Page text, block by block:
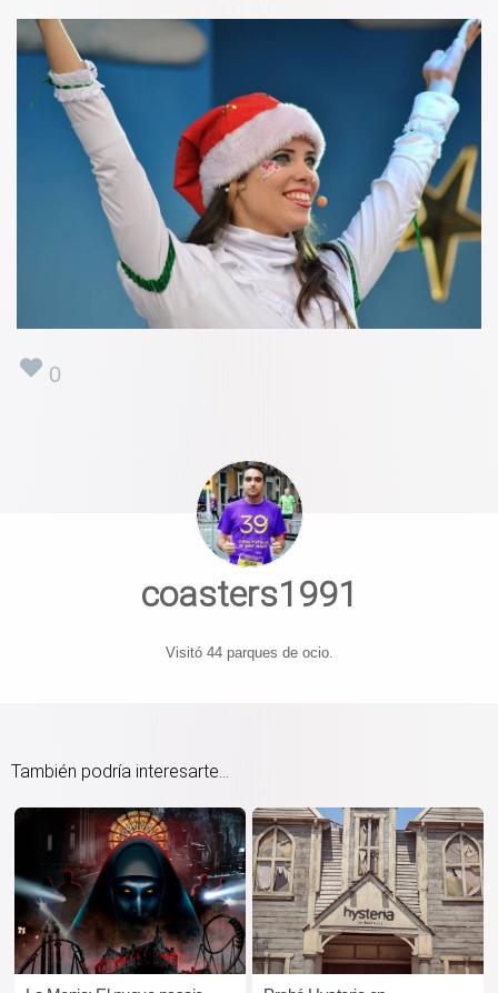
0
coasters1991
Visitó 44 parques de ocio.
También podría interesarte...